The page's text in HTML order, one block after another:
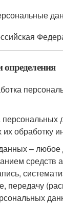
обработку
– любое
средств
передачу